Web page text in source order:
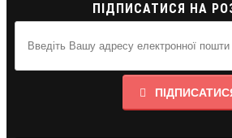
ПІДПИСАТИСЯ НА